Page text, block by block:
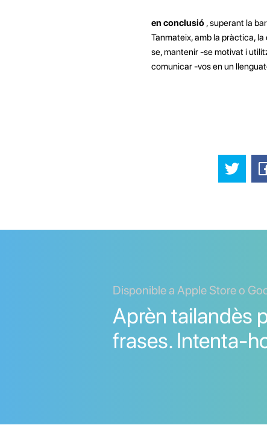
en conclusió , superant la
Tanmateix, amb la pràctica,
se, mantenir -se motivat i
comunicar -vos en un
Disponible a Apple Store o
Aprèn tailandès
frases. Intenta-